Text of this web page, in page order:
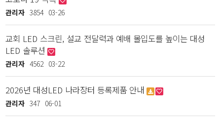
관리자 3854 03-26
교회 LED 스크린, 설교 전달력과 예배 몰입도를 높이는 대성
LED 솔루션
관리자 4562 03-22
2026년 대성LED 나라장터 등록제품 안내
관리자 347 06-01